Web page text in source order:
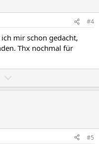
t
v
e
S
t
m
#4
mir schon gedacht,
Thx nochmal für
e
t
v
#5